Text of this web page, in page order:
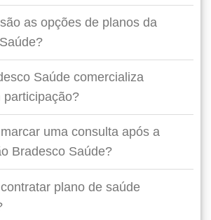
as opções de planos da
Saúde comercializa
participação?
uma consulta após a
Bradesco Saúde?
plano de saúde